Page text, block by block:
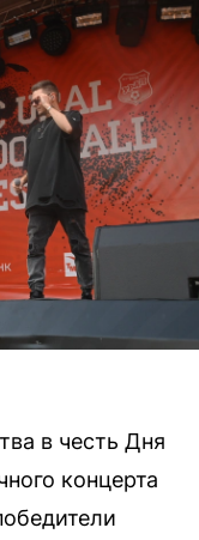
в честь Дня
концерта